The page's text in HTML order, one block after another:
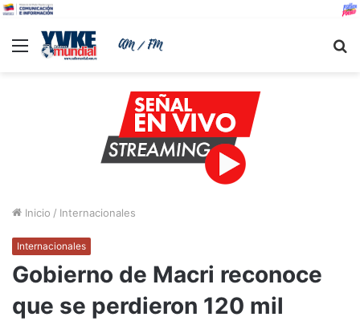
Menu
Inicio / Internacionales
Internacionales
Gobierno de Macri reconoce
que se perdieron 120 mil